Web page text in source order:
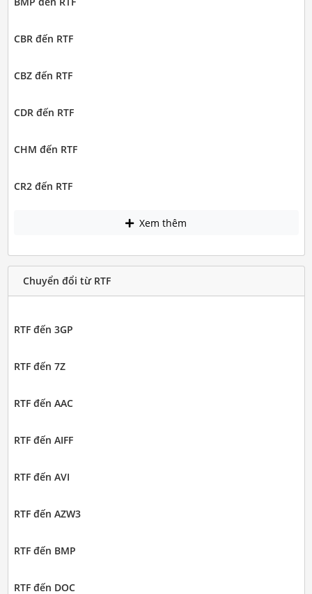
CBR đến RTF
CBZ đến RTF
CDR đến RTF
CHM đến RTF
CR2 đến RTF
Xem thêm
Chuyển đổi từ RTF
RTF đến 3GP
RTF đến 7Z
RTF đến AAC
RTF đến AIFF
RTF đến AVI
RTF đến AZW3
RTF đến BMP
RTF đến DOC